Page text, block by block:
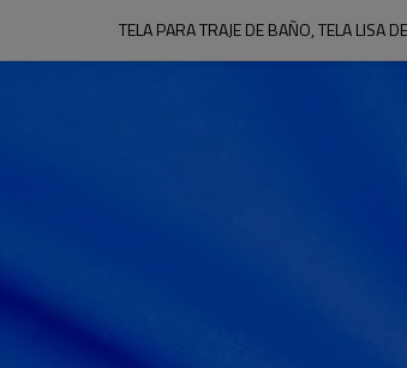
TELA PARA TRAJE DE BAÑO, TELA LISA